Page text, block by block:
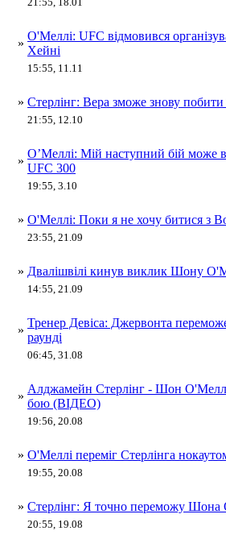
»
О'Меллі: UFC відмовився
Хейні
15:55, 11.11
» Стерлінг: Вера зможе знову
21:55, 12.10
»
О’Меллі: Мій наступний бій може
UFC 300
19:55, 3.10
» О'Меллі: Поки я не хочу битися з
23:55, 21.09
» Двалішвілі кинув виклик Шону
14:55, 21.09
»
Тренер Девіса: Джервонта
раунді
06:45, 31.08
»
Алджамейн Стерлінг - Шон
бою (ВІДЕО)
19:56, 20.08
» О'Меллі переміг Стерлінга
19:55, 20.08
» Стерлінг: Я точно переможу Шона
20:55, 19.08